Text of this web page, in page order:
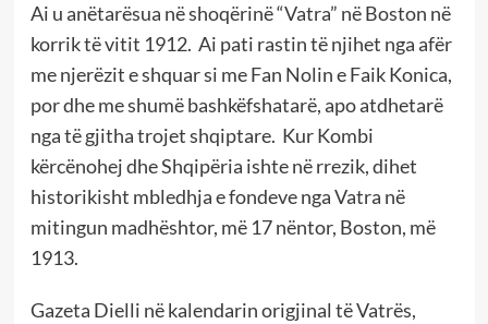
Ai u anëtarësua në shoqërinë “Vatra” në Boston në
korrik të vitit 1912. Ai pati rastin të njihet nga afër
me njerëzit e shquar si me Fan Nolin e Faik Konica,
por dhe me shumë bashkëfshatarë, apo atdhetarë
nga të gjitha trojet shqiptare. Kur Kombi
kërcënohej dhe Shqipëria ishte në rrezik, dihet
historikisht mbledhja e fondeve nga Vatra në
mitingun madhështor, më 17 nëntor, Boston, më
1913.
Gazeta Dielli në kalendarin origjinal të Vatrës,